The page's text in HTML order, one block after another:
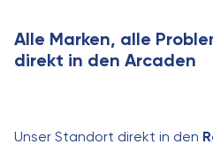
Alle Marken, alle
direkt in den Arcaden
Unser Standort direkt in den